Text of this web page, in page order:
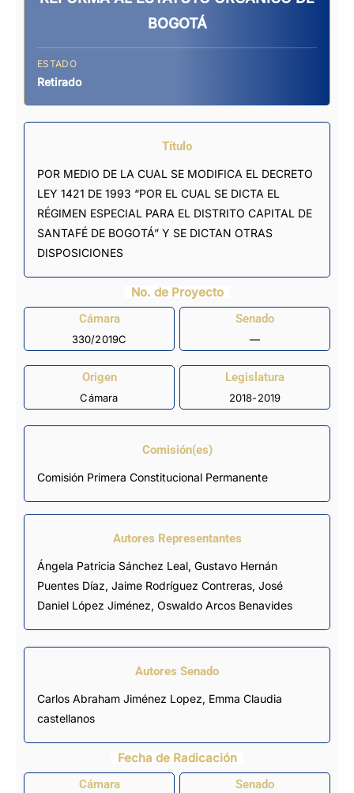
BOGOTÁ
ESTADO
Retirado
Título
POR MEDIO DE LA CUAL SE MODIFICA EL DECRETO
LEY 1421 DE 1993 “POR EL CUAL SE DICTA EL
RÉGIMEN ESPECIAL PARA EL DISTRITO CAPITAL DE
SANTAFÉ DE BOGOTÁ” Y SE DICTAN OTRAS
DISPOSICIONES
No. de Proyecto
Cámara
330/2019C
Senado
—
Origen
Cámara
Legislatura
2018-2019
Comisión(es)
Comisión Primera Constitucional Permanente
Autores Representantes
Ángela Patricia Sánchez Leal, Gustavo Hernán
Puentes Díaz, Jaime Rodríguez Contreras, José
Daniel López Jiménez, Oswaldo Arcos Benavides
Autores Senado
Carlos Abraham Jiménez Lopez, Emma Claudia
castellanos
Fecha de Radicación
Cámara Senado